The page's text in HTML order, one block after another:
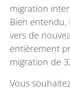
migration
Bien entendu,
vers de
entièrement
migration de
Vous